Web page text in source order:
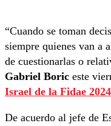
“Cuando se toman
siempre quienes van a
de cuestionarlas o
Gabriel Boric este
Israel de la Fidae 2024
De acuerdo al jefe de